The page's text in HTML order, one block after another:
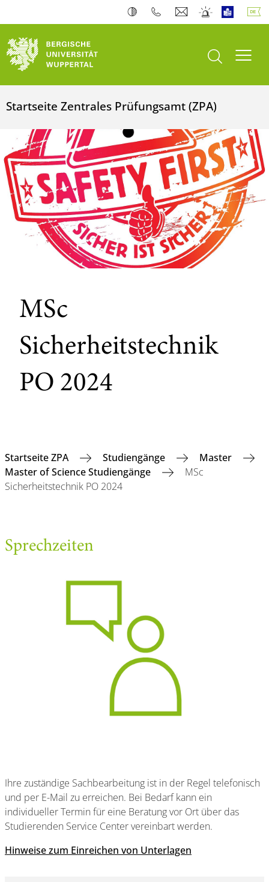
Suche öffnen
Startseite Zentrales Prüfungsamt (ZPA)
MSc
Sicherheitstechnik
PO 2024
Startseite ZPA Studiengänge
Master
Master of Science Studiengänge
MSc
Sicherheitstechnik PO 2024
Sprechzeiten
Ihre zuständige Sachbearbeitung ist in der Regel telefonisch
und per E-Mail zu erreichen. Bei Bedarf kann ein
individueller Termin für eine Beratung vor Ort über das
Studierenden Service Center vereinbart werden.
Hinweise zum Einreichen von Unterlagen